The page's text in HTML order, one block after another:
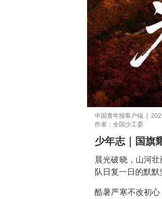
中国青年报客户端 |
作者：全国少工委
少年志｜国旗
晨光破晓，山河
队日复一日的默默
酷暑严寒不改初